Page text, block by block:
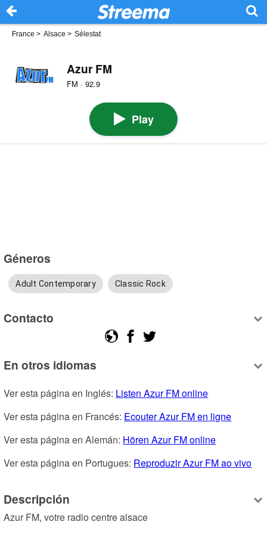
France > Alsace > Sélestat
Azur FM
FM · 92.9
Play
Géneros
Adult Contemporary Classic Rock
Contacto
En otros idiomas
Ver esta página en Inglés: Listen Azur FM online
Ver esta página en Francés: Ecouter Azur FM en ligne
Ver esta página en Alemán: Hören Azur FM online
Ver esta página en Portugues: Reproduzir Azur FM ao vivo
Descripción
Azur FM, votre radio centre alsace